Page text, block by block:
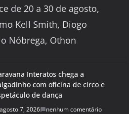
de 20 a 30 de agosto,
Kell Smith, Diogo
Nóbrega, Othon
Interatos chega a
com oficina de circo e
de dança
agosto 7, 2026 nenhum comentário